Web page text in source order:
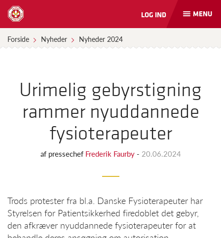
Åbn
og
MENU
LOG IND
Forside Nyheder Nyheder 2024
Urimelig gebyrstigning
rammer nyuddannede
fysioterapeuter
af pressechef Frederik Faurby - 20.06.2024
Trods protester fra bl.a. Danske Fysioterapeuter har
Styrelsen for Patientsikkerhed firedoblet det gebyr,
den afkræver nyuddannede fysioterapeuter for at